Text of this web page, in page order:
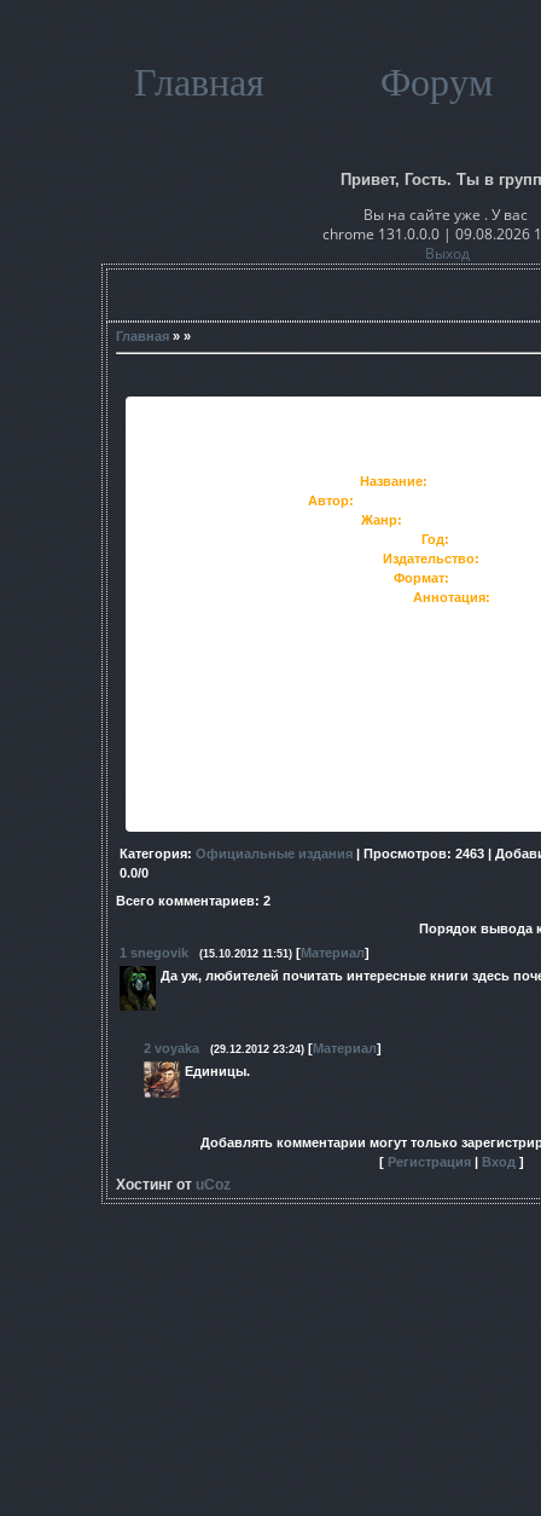
Главная Форум
Привет, Гость. Ты в
Вы на сайте уже . У вас
chrome 131.0.0.0 | 09.08.2026
Выход
Главная » »
Название:
Автор:
Жанр:
Год:
Издательство:
Формат:
Аннотация:
Категория: Официальные издания | Просмотров: 2463 |
0.0/0
Всего комментариев: 2
Порядок вывода
1 snegovik (15.10.2012 11:51) [Материал]
Да уж, любителей почитать интересные книги здесь
2 voyaka (29.12.2012 23:24) [Материал]
Единицы.
Добавлять комментарии могут только
[ Регистрация | Вход ]
Хостинг от uCoz